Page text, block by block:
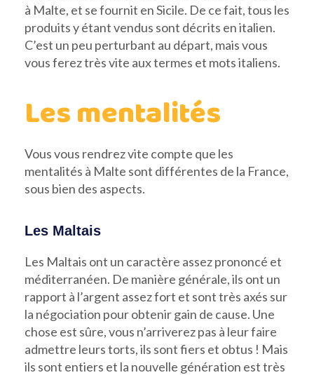
à Malte, et se fournit en Sicile. De ce fait, tous les
produits y étant vendus sont décrits en italien.
C’est un peu perturbant au départ, mais vous
vous ferez très vite aux termes et mots italiens.
Les mentalités
Vous vous rendrez vite compte que les
mentalités à Malte sont différentes de la France,
sous bien des aspects.
Les Maltais
Les Maltais ont un caractère assez prononcé et
méditerranéen. De manière générale, ils ont un
rapport à l’argent assez fort et sont très axés sur
la négociation pour obtenir gain de cause. Une
chose est sûre, vous n’arriverez pas à leur faire
admettre leurs torts, ils sont fiers et obtus ! Mais
ils sont entiers et la nouvelle génération est très